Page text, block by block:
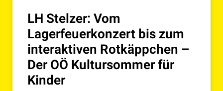
LH Stelzer: Vom
Lagerfeuerkonzert bis zum
interaktiven Rotkäppchen –
Der OÖ Kultursommer für
Kinder